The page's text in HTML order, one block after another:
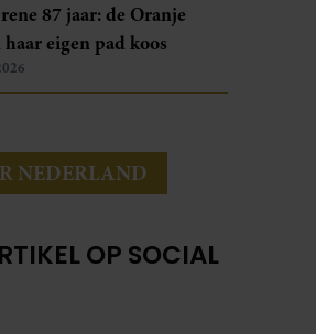
87 jaar: de Oranje
eigen pad koos
NEDERLAND
OP SOCIAL